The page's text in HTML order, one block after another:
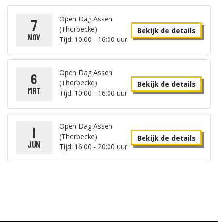
7
nov
Open Dag Assen
(Thorbecke)
Tijd: 10:00 - 16:00 uur
Bekijk de details
6
mrt
Open Dag Assen
(Thorbecke)
Tijd: 10:00 - 16:00 uur
Bekijk de details
1
jun
Open Dag Assen
(Thorbecke)
Tijd: 16:00 - 20:00 uur
Bekijk de details